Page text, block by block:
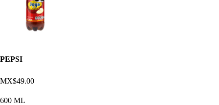
PEPSI
MX$49.00
600 ML